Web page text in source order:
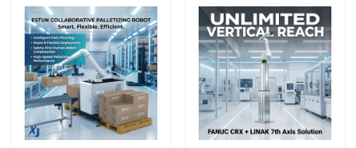
À propos de nous
Visite de l'usine
Contrôle de la qualité